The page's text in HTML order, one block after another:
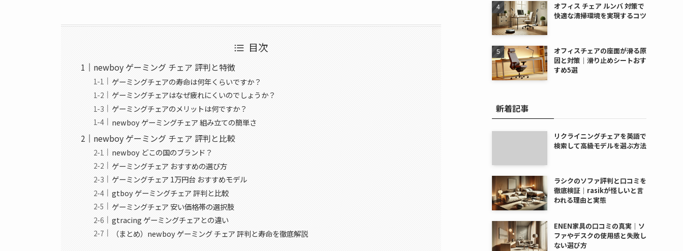
目次
newboy ゲーミング チェア 評判と特徴
ゲーミングチェアの寿命は何年くらいですか？
ゲーミングチェアはなぜ疲れにくいのでしょうか？
ゲーミングチェアのメリットは何ですか？
newboy ゲーミングチェア 組み立ての簡単さ
newboy ゲーミング チェア 評判と比較
newboy どこの国のブランド？
ゲーミングチェア おすすめの選び方
ゲーミングチェア 1万円台 おすすめモデル
gtboy ゲーミングチェア 評判と比較
ゲーミングチェア 安い価格帯の選択肢
gtracing ゲーミングチェアとの違い
（まとめ）newboy ゲーミング チェア 評判と寿命を徹底解説
オフィス チェア ルンバ 対策で
快適な清掃環境を実現するコツ
オフィスチェアの座面が滑る原
因と対策｜滑り止めシートおす
すめ5選
新着記事
リクライニングチェアを英語で
検索して高級モデルを選ぶ方法
ラシクのソファ評判と口コミを
徹底検証｜rasikが怪しいと言
われる理由と実態
ENEN家具の口コミの真実｜ソ
ファやデスクの使用感と失敗し
ない選び方